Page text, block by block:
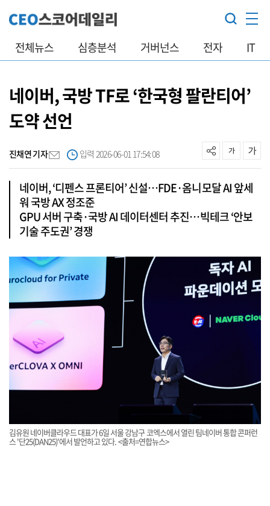
전체뉴스 심층분석 거버넌스 전자 IT
네이버, 국방 TF로 ‘한국형 팔란티어’
도약 선언
진채연 기자 입력 2026-06-01 17:54:08
네이버, ‘디펜스 프론티어’ 신설…FDE·옴니모달 AI 앞세
워 국방 AX 정조준
GPU 서버 구축·국방 AI 데이터센터 추진…빅테크 ‘안보
기술 주도권’ 경쟁
김유원 네이버클라우드 대표가 6일 서울 강남구 코엑스에서 열린 팀네이버 통합 콘퍼런
스 '단25(DAN25)'에서 발언하고 있다. <출처=연합뉴스>